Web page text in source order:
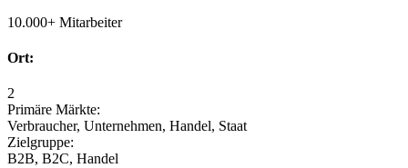
10.000+ Mitarbeiter
Ort:
2
Primäre Märkte:
Verbraucher, Unternehmen, Handel, Staat
Zielgruppe:
B2B, B2C, Handel